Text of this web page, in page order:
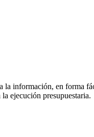
la información, en forma
ejecución presupuestaria.